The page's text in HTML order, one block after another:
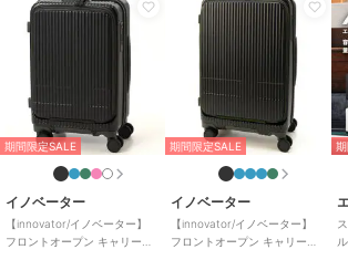
商品のお取り扱い方法
期間限定SALE
イノベーター
【innovator/イノベーター】
フロントオープン キャリーケ
期間限定SALE
イノベーター
【innovator/イノベーター】
フロントオープン キャリーケ